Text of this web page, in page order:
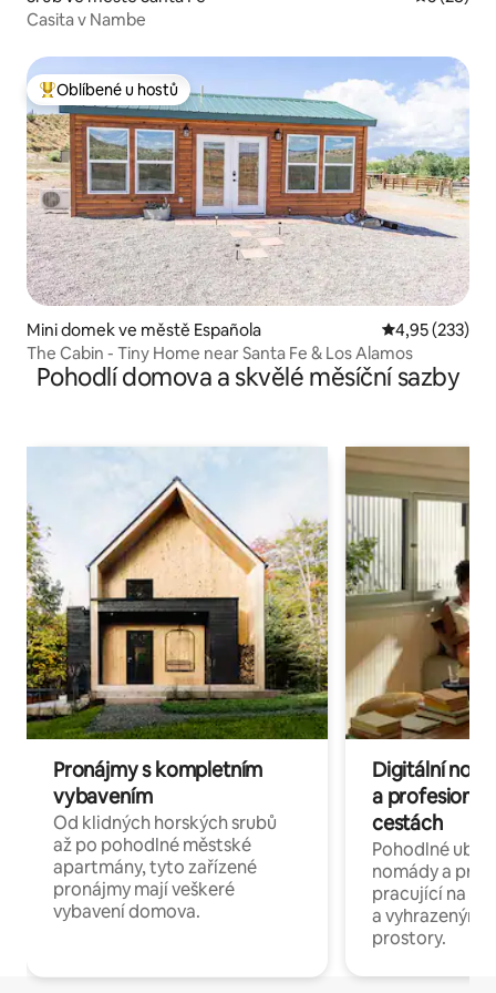
Casita v Nambe
Nejlepší v kategorii Oblíbené u hostů
Oblíbené u hostů
Mini domek ve městě Española Průměrné
4,95 (233)
The Cabin - Tiny Home near Santa Fe & Los Alamos
Pohodlí domova a skvělé měsíční sazby
Pronájmy s kompletním
vybavením
Od klidných horských srubů
až po pohodlné městské
apartmány, tyto zařízené
pronájmy mají veškeré
vybavení domova.
Digitální
a
cestách
Pohodlné
nomády a
pracující na
a vyhrazenými
prostory.